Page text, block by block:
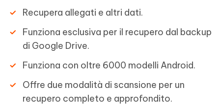
Recupera allegati e altri dati.
Funziona esclusiva per il recupero dal backup
di Google Drive.
Funziona con oltre 6000 modelli Android.
Offre due modalità di scansione per un
recupero completo e approfondito.